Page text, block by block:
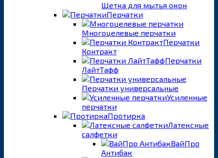
Щетка для мытья окон
Перчатки
Многоцелевые перчатки
Перчатки
Контракт
Перчатки
ЛайтТафф
Перчатки универсальные
Усиленные
перчатки
Протирка
Латексные
салфетки
ВайПро
Антибак